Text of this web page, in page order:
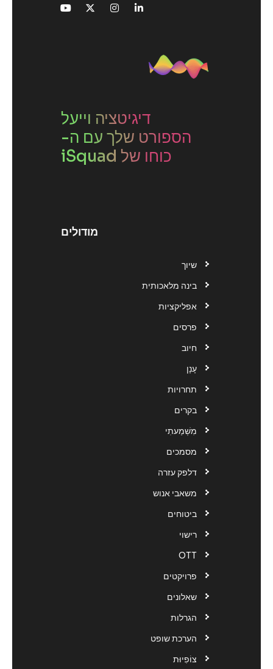
דיגיטציה וייעל
הספורט שלך עם ה-
כוחו של iSquad
מודולים
שיוך
בינה מלאכותית
אפליקציות
פרסים
חיוב
עָנָן
תחרויות
בקרים
מִשְׁמַעתִי
מסמכים
דלפק עזרה
משאבי אנוש
ביטוחים
רישוי
OTT
פרויקטים
שאלונים
הגרלות
הערכת שופט
צוֹפִיוּת